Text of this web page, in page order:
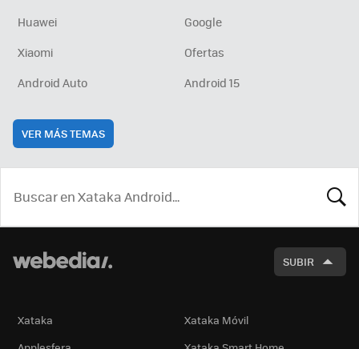
Huawei
Google
Xiaomi
Ofertas
Android Auto
Android 15
VER MÁS TEMAS
SUBIR
Xataka
Xataka Móvil